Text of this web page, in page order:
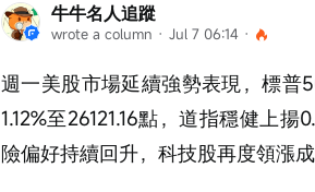
牛牛名人追蹤
wrote a column · Jul 7 06:14 ·
週一美股市場延續強勢表現，標普
1.12%至26121.16點，道指穩健上
險偏好持續回升，科技股再度領漲